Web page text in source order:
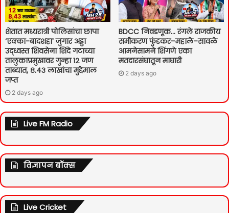
शेतात मध्यरात्री पोलिसांचा छापा
‘एक्का-बादशहा’ जुगार अड्डा
उद्ध्वस्त शिवसेना शिंदे गटाच्या
तालुकाप्रमुखावर गुन्हा १२ जण
ताब्यात, ८.४३ लाखांचा मुद्देमाल
जप्त
2 days ago
BDCC निवडणूक… रंगले राजकीय
समीकरण फुंडकर–महाले–सावळे
आमनेसामने शिंगणे एका
मतदारसंघातून माघारी
2 days ago
Live FM Radio
विज्ञापन बॉक्स
Live Cricket